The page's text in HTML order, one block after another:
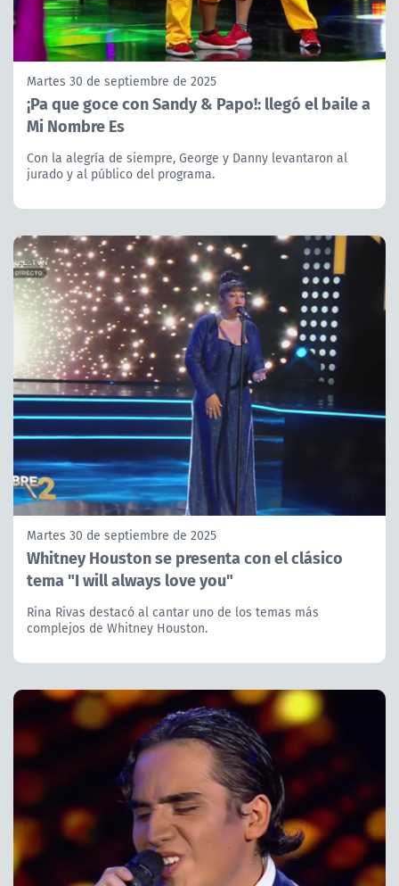
Martes 30 de septiembre de 2025
¡Pa que goce con Sandy & Papo!: llegó el baile a
Mi Nombre Es
Con la alegría de siempre, George y Danny levantaron al
jurado y al público del programa.
Martes 30 de septiembre de 2025
Whitney Houston se presenta con el clásico
tema "I will always love you"
Rina Rivas destacó al cantar uno de los temas más
complejos de Whitney Houston.